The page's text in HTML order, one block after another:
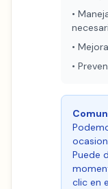
•
•
•
Puede
clic en